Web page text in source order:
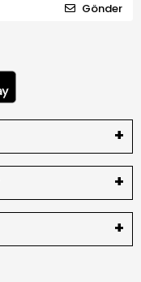
Gönder